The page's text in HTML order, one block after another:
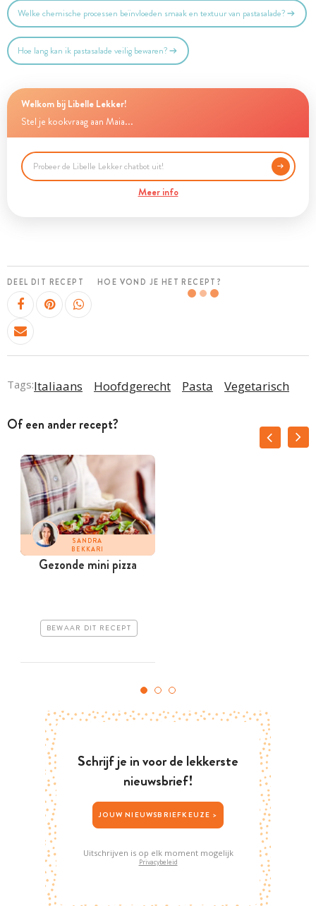
Welke chemische processen beïnvloeden smaak en textuur van pastasalade?
Hoe lang kan ik pastasalade veilig bewaren?
Welkom bij Libelle Lekker!
Stel je kookvraag aan Maia...
Meer info
DEEL DIT RECEPT HOE VOND JE HET RECEPT?
Tags:Italiaans Hoofdgerecht Pasta Vegetarisch
Of een ander recept?
SANDRA
BEKKARI
Gezonde mini pizza
BEWAAR DIT RECEPT
Schrijf je in voor de lekkerste
nieuwsbrief!
JOUW NIEUWSBRIEFKEUZE >
Uitschrijven is op elk moment mogelijk
Privacybeleid